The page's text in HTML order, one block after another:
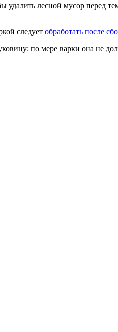
лесной мусор перед
следует обработать после
по мере варки она не